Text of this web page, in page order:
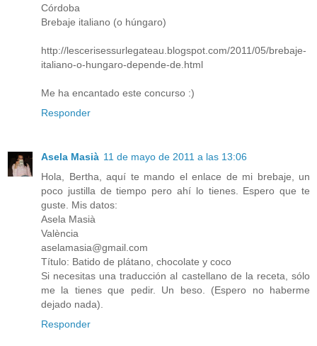
Córdoba
Brebaje italiano (o húngaro)
http://lescerisessurlegateau.blogspot.com/2011/05/brebaje-
italiano-o-hungaro-depende-de.html
Me ha encantado este concurso :)
Responder
Asela Masià 11 de mayo de 2011 a las 13:06
Hola, Bertha, aquí te mando el enlace de mi brebaje, un
poco justilla de tiempo pero ahí lo tienes. Espero que te
guste. Mis datos:
Asela Masià
València
aselamasia@gmail.com
Título: Batido de plátano, chocolate y coco
Si necesitas una traducción al castellano de la receta, sólo
me la tienes que pedir. Un beso. (Espero no haberme
dejado nada).
Responder